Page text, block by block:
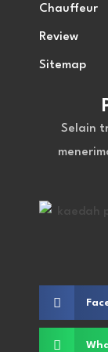
Chauffeur
Review
Sitemap
Selain